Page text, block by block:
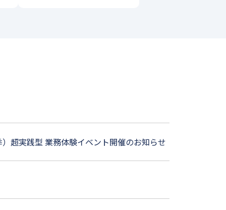
超実践型 業務体験イベント開催のお知らせ